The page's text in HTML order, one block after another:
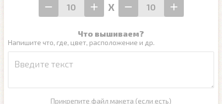
Х
Что вышиваем?
Напишите что, где, цвет, расположение и др.
Прикрепите файл макета (если есть)